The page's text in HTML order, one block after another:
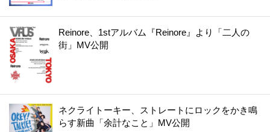
Reinore、1stアルバム『Reinore』より「二人の
街」MV公開
ネクライトーキー、ストレートにロックをかき鳴
らす新曲「余計なこと」MV公開